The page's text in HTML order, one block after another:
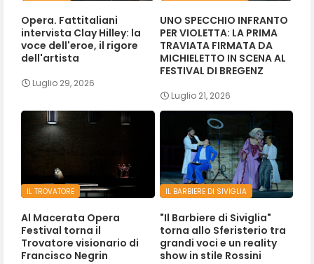
Opera. Fattitaliani
intervista Clay Hilley: la
voce dell'eroe, il rigore
dell'artista
Luglio 29, 2026
UNO SPECCHIO INFRANTO
PER VIOLETTA: LA PRIMA
TRAVIATA FIRMATA DA
MICHIELETTO IN SCENA AL
FESTIVAL DI BREGENZ
Luglio 21, 2026
IL TROVATORE
Al Macerata Opera
Festival torna il
Trovatore visionario di
Francisco Negrin
IL BARBIERE DI SIVIGLIA
"Il Barbiere di Siviglia"
torna allo Sferisterio tra
grandi voci e un reality
show in stile Rossini